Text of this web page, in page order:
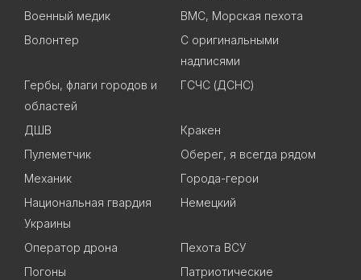
Военный медик
ВМС, Морская пехота
Волонтер
С оригинальными
надписями
Гербы, флаги городов и
областей
ГСЧС (ДСНС)
ДШВ
Кракен
Пулеметчик
Оберег, я всегда рядом
Механик
Города-герои
Национальная гвардия
Украины
Немецкий
Оператор дрона
Пехота ВСУ
Погоны
Патриотические